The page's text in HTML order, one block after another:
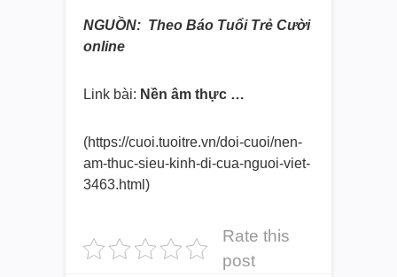
NGUỒN: Theo Báo Tuổi Trẻ Cười
online
Link bài: Nền âm thực …
(https://cuoi.tuoitre.vn/doi-cuoi/nen-
am-thuc-sieu-kinh-di-cua-nguoi-viet-
3463.html)
Rate this
post